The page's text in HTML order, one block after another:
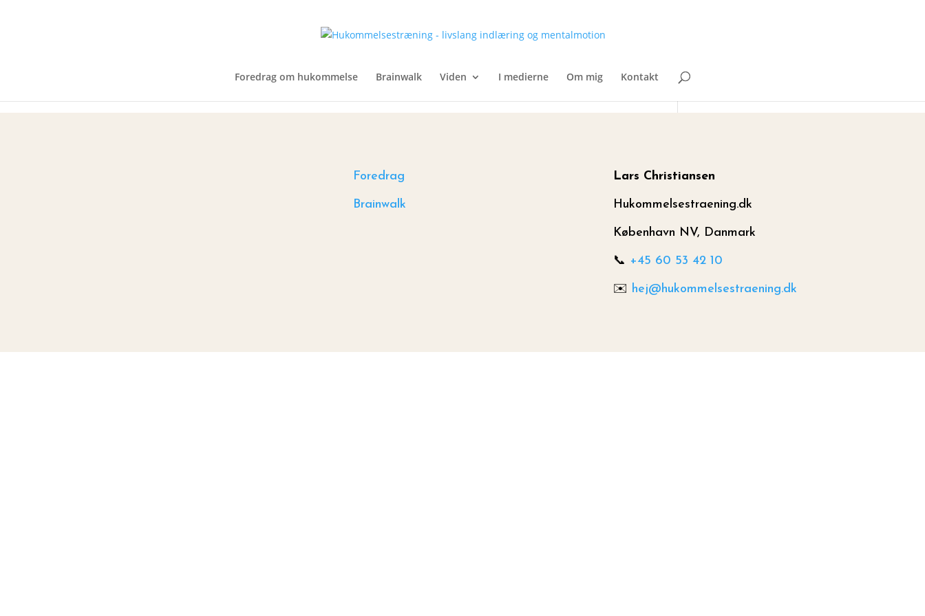
Foredrag om hukommelse Brainwalk Viden I medierne Om mig Kontakt
Foredrag
Brainwalk
Lars Christiansen
Hukommelsestraening.dk
København NV, Danmark
📞 +45 60 53 42 10
✉️ hej@hukommelsestraening.dk